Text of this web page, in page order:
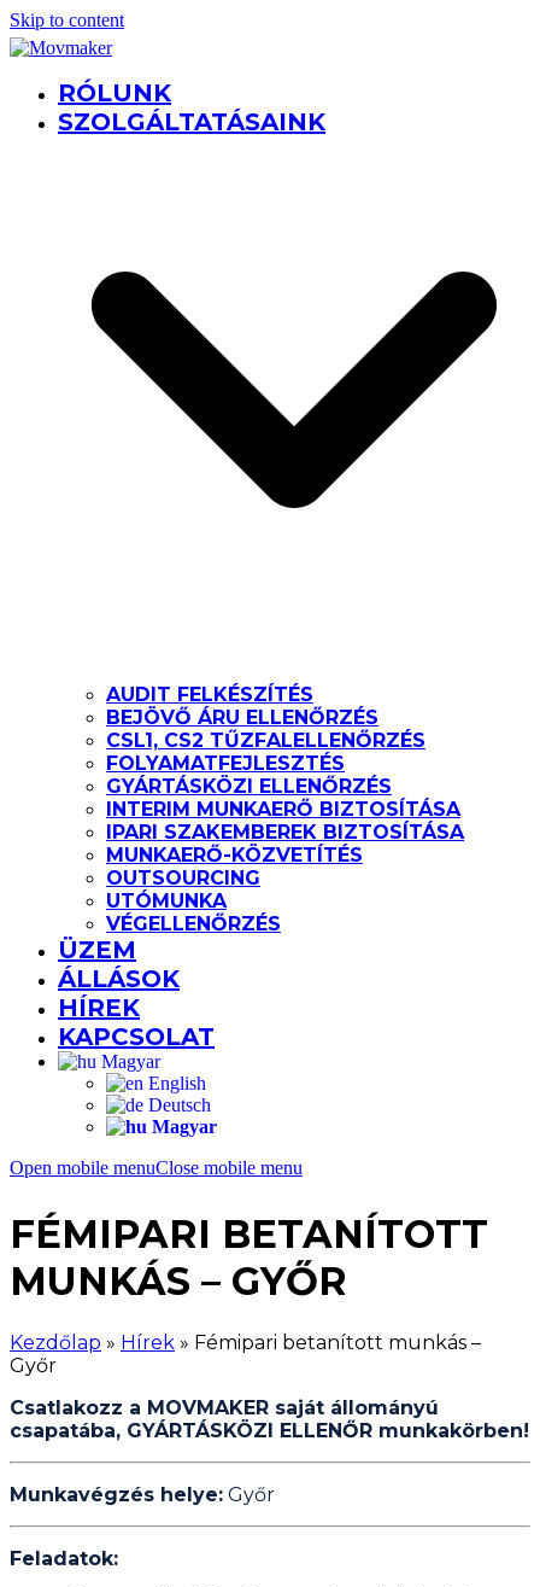
Skip to content
RÓLUNK
SZOLGÁLTATÁSAINK
AUDIT FELKÉSZÍTÉS
BEJÖVŐ ÁRU ELLENŐRZÉS
CSL1, CS2 TŰZFALELLENŐRZÉS
FOLYAMATFEJLESZTÉS
GYÁRTÁSKÖZI ELLENŐRZÉS
INTERIM MUNKAERŐ BIZTOSÍTÁSA
IPARI SZAKEMBEREK BIZTOSÍTÁSA
MUNKAERŐ-KÖZVETÍTÉS
OUTSOURCING
UTÓMUNKA
VÉGELLENŐRZÉS
ÜZEM
ÁLLÁSOK
HÍREK
KAPCSOLAT
Magyar
English
Deutsch
Magyar
Open mobile menuClose mobile menu
FÉMIPARI BETANÍTOTT
MUNKÁS – GYŐR
Kezdőlap » Hírek » Fémipari betanított munkás –
Győr
Csatlakozz a MOVMAKER saját állományú
csapatába, GYÁRTÁSKÖZI ELLENŐR munkakörben!
Munkavégzés helye: Győr
Feladatok: